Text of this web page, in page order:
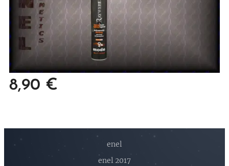
8,90 €
enel
enel 2017